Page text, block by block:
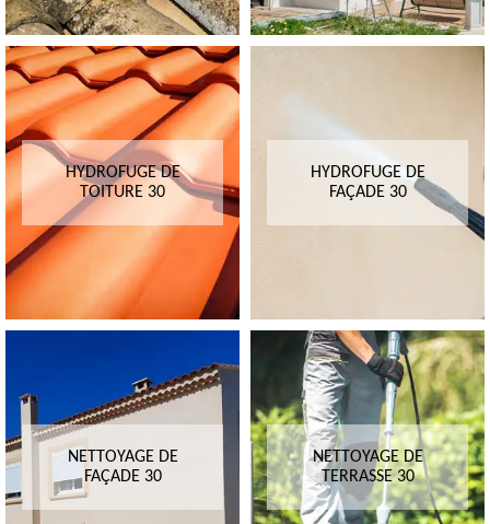
HYDROFUGE DE
TOITURE 30
HYDROFUGE DE
FAÇADE 30
NETTOYAGE DE
FAÇADE 30
NETTOYAGE DE
TERRASSE 30